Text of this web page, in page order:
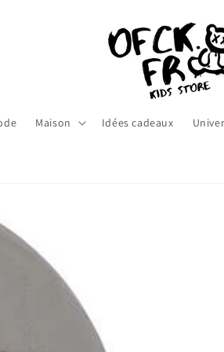
Maison Idées cadeaux